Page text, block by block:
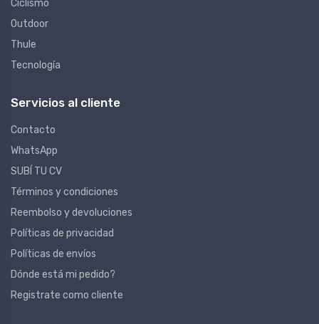
Ciclismo
Outdoor
Thule
Tecnología
Servicios al cliente
Contacto
WhatsApp
SUBÍ TU CV
Términos y condiciones
Reembolso y devoluciones
Políticas de privacidad
Políticas de envíos
Dónde está mi pedido?
Registrate como cliente